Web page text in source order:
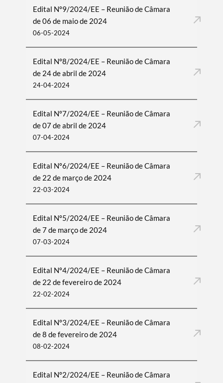
Termo de Pesquisa
Categorias gerais
Edital Nº9/2024/EE – Reunião de Câmara
de 06 de maio de 2024
06-05-2024
Edital Nº8/2024/EE – Reunião de Câmara
de 24 de abril de 2024
24-04-2024
Edital Nº7/2024/EE – Reunião de Câmara
de 07 de abril de 2024
07-04-2024
Edital Nº6/2024/EE – Reunião de Câmara
de 22 de março de 2024
22-03-2024
Edital Nº5/2024/EE – Reunião de Câmara
de 7 de março de 2024
07-03-2024
Edital Nº4/2024/EE – Reunião de Câmara
de 22 de fevereiro de 2024
22-02-2024
Edital Nº3/2024/EE – Reunião de Câmara
de 8 de fevereiro de 2024
08-02-2024
Edital Nº2/2024/EE – Reunião de Câmara